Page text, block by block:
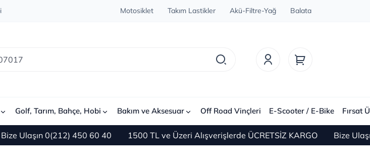
Motosiklet Takım Lastikler Akü-Filtre-Yağ Balata
Golf, Tarım, Bahçe, Hobi Bakım ve Aksesuar Off Road Vinçleri E-Scooter / E-Bike Fırsat
0(212) 450 60 40 1500 TL ve Üzeri Alışverişlerde ÜCRETSİZ KARGO Bize Ulaşın